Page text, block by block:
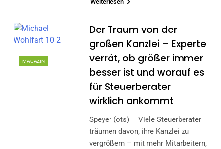
Weiterlesen
MAGAZIN
Der Traum von der
großen Kanzlei – Experte
verrät, ob größer immer
besser ist und worauf es
für Steuerberater
wirklich ankommt
Speyer (ots) – Viele Steuerberater
träumen davon, ihre Kanzlei zu
vergrößern – mit mehr Mitarbeitern,